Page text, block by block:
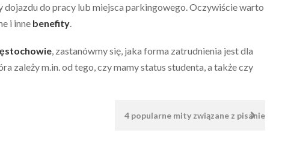
dojazdu do pracy lub miejsca parkingowego. Oczywiście warto
i inne benefity.
, zastanówmy się, jaka forma zatrudnienia jest dla
zależy m.in. od tego, czy mamy status studenta, a także czy
4 popularne mity związane z pisaniem CV